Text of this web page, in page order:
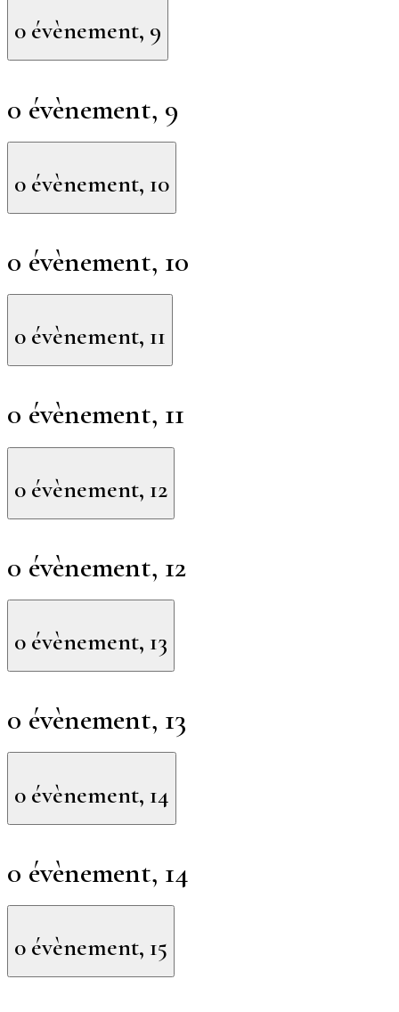
0 évènement, 9
0 évènement, 9
0 évènement, 10
0 évènement, 10
0 évènement, 11
0 évènement, 11
0 évènement, 12
0 évènement, 12
0 évènement, 13
0 évènement, 13
0 évènement, 14
0 évènement, 14
0 évènement, 15